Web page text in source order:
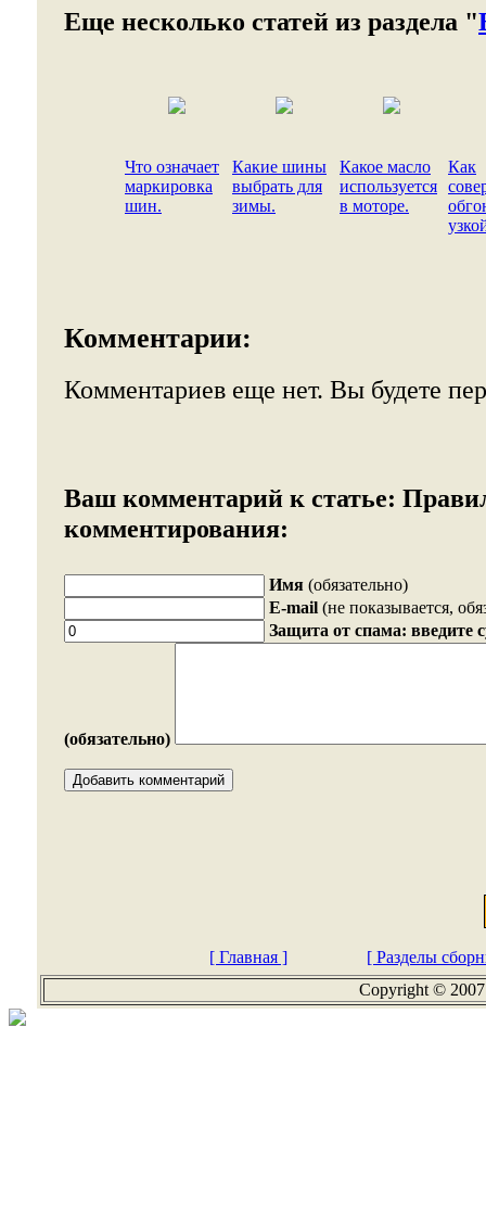
Еще несколько статей из раздела "
Что означает
маркировка
шин.
Какие шины
выбрать для
зимы.
Какое масло
используется
в моторе.
Как
Комментарии:
Комментариев еще нет. Вы будете
Ваш комментарий к статье:
комментирования:
Имя (обязательно)
E-mail (не показывается,
Защита от спама: введите
(обязательно)
[ Главная ]
[ Разделы
Copyright ©